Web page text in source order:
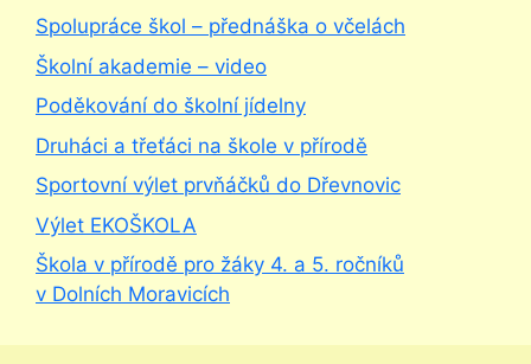
Spolupráce škol – přednáška o včelách
Školní akademie – video
Poděkování do školní jídelny
Druháci a třeťáci na škole v přírodě
Sportovní výlet prvňáčků do Dřevnovic
Výlet EKOŠKOLA
Škola v přírodě pro žáky 4. a 5. ročníků
v Dolních Moravicích